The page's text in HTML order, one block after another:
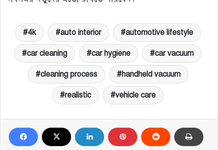
4k auto interior automotive lifestyle
car cleaning car hygiene car vacuum
cleaning process handheld vacuum
realistic vehicle care